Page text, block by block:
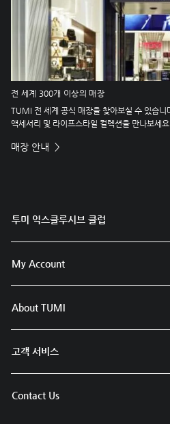
전 세계 300개 이상의 매장
TUMI 전 세계 공식 매장을 찾아보실 수 있습니
액세서리 및 라이프스타일 컬렉션을 만나보세요.
매장 안내
투미 익스클루시브 클럽
My Account
About TUMI
고객 서비스
Contact Us